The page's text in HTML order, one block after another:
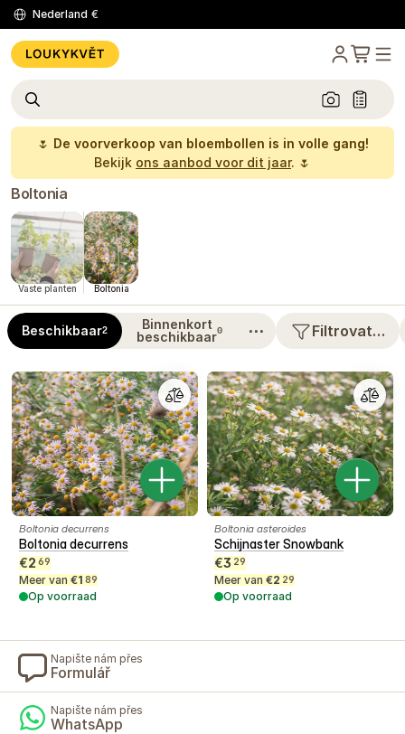
Nederland €
🌷 De voorverkoop van bloembollen is in volle gang!
Bekijk ons aanbod voor dit jaar. 🌷
Boltonia
Vaste planten Boltonia
Beschikbaar2
Binnenkort
beschikbaar0 ⋯ Filtrovat…
Boltonia decurrens
Boltonia decurrens
€2 69
Meer van €1 89
Op voorraad
Boltonia asteroides
Schijnaster Snowbank
€3 29
Meer van €2 29
Op voorraad
Napište nám přes
Formulář
Napište nám přes
WhatsApp